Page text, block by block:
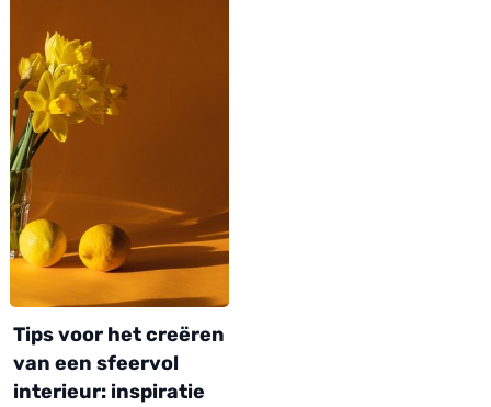
Tips voor het creëren
van een sfeervol
interieur: inspiratie